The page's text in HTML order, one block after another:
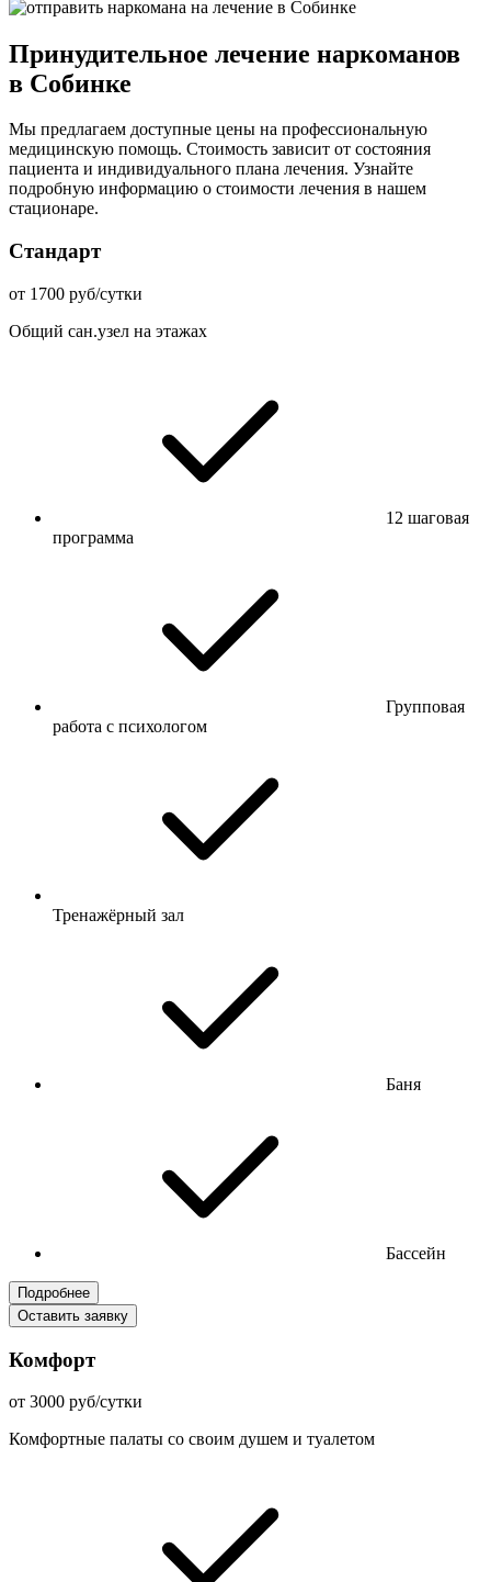
Принудительное лечение наркоманов
в Собинке
Мы предлагаем доступные цены на профессиональную
медицинскую помощь. Стоимость зависит от состояния
пациента и индивидуального плана лечения. Узнайте
подробную информацию о стоимости лечения в нашем
стационаре.
Стандарт
от 1700 руб/сутки
Общий сан.узел на этажах
12 шаговая
программа
Групповая
работа с психологом
Тренажёрный зал
Баня
Бассейн
Подробнее
Оставить заявку
Комфорт
от 3000 руб/сутки
Комфортные палаты со своим душем и туалетом